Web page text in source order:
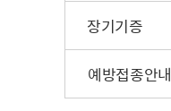
장기기증
예방접종안내